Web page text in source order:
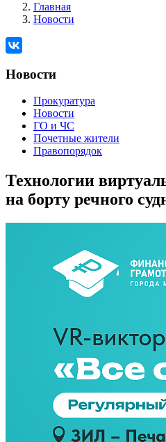
Главная
Новости
Новости
Прокуратура
Новости
ГО и ЧС
Почетные жители
Правопорядок
Технологии
на борту речного